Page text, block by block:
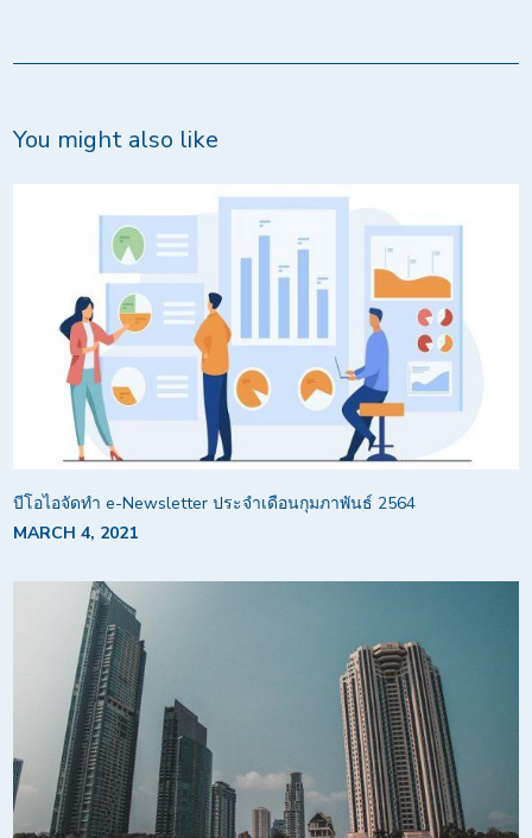
You might also like
บีโอไอจัดทำ e-Newsletter ประจำเดือนกุมภาพันธ์ 2564
MARCH 4, 2021